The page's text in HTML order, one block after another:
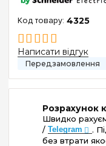
4325
Написати відгук
Розрахунок
Швидко
/ Telegram
.
без втрати